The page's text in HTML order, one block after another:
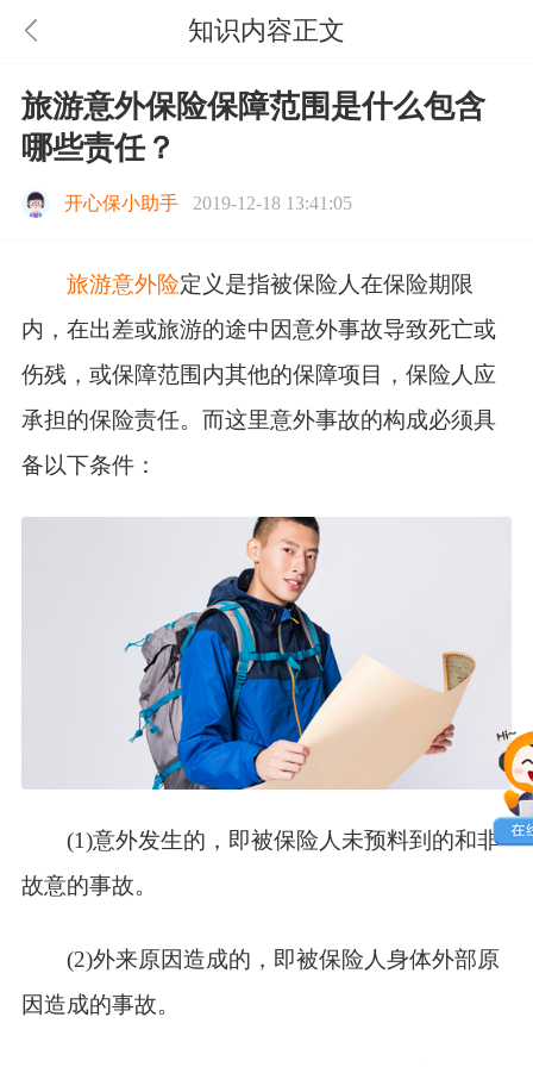
知识内容正文
旅游意外保险保障范围是什么包含
哪些责任？
开心保小助手 2019-12-18 13:41:05
旅游意外险定义是指被保险人在保险期限
内，在出差或旅游的途中因意外事故导致死亡或
伤残，或保障范围内其他的保障项目，保险人应
承担的保险责任。而这里意外事故的构成必须具
备以下条件：
(1)意外发生的，即被保险人未预料到的和非
故意的事故。
(2)外来原因造成的，即被保险人身体外部原
因造成的事故。